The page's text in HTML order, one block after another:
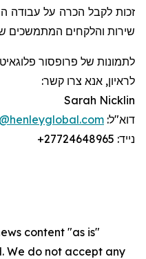
זכות לקבל הכרה על עבודה
שירות והלקחים המתמשכים
לתמונות של פרופסור
לראיון, אנא צרו קשר:
Sarah Nicklin
דוא"ל:
נייד: +27724648965
content "as is"
We do not accept any